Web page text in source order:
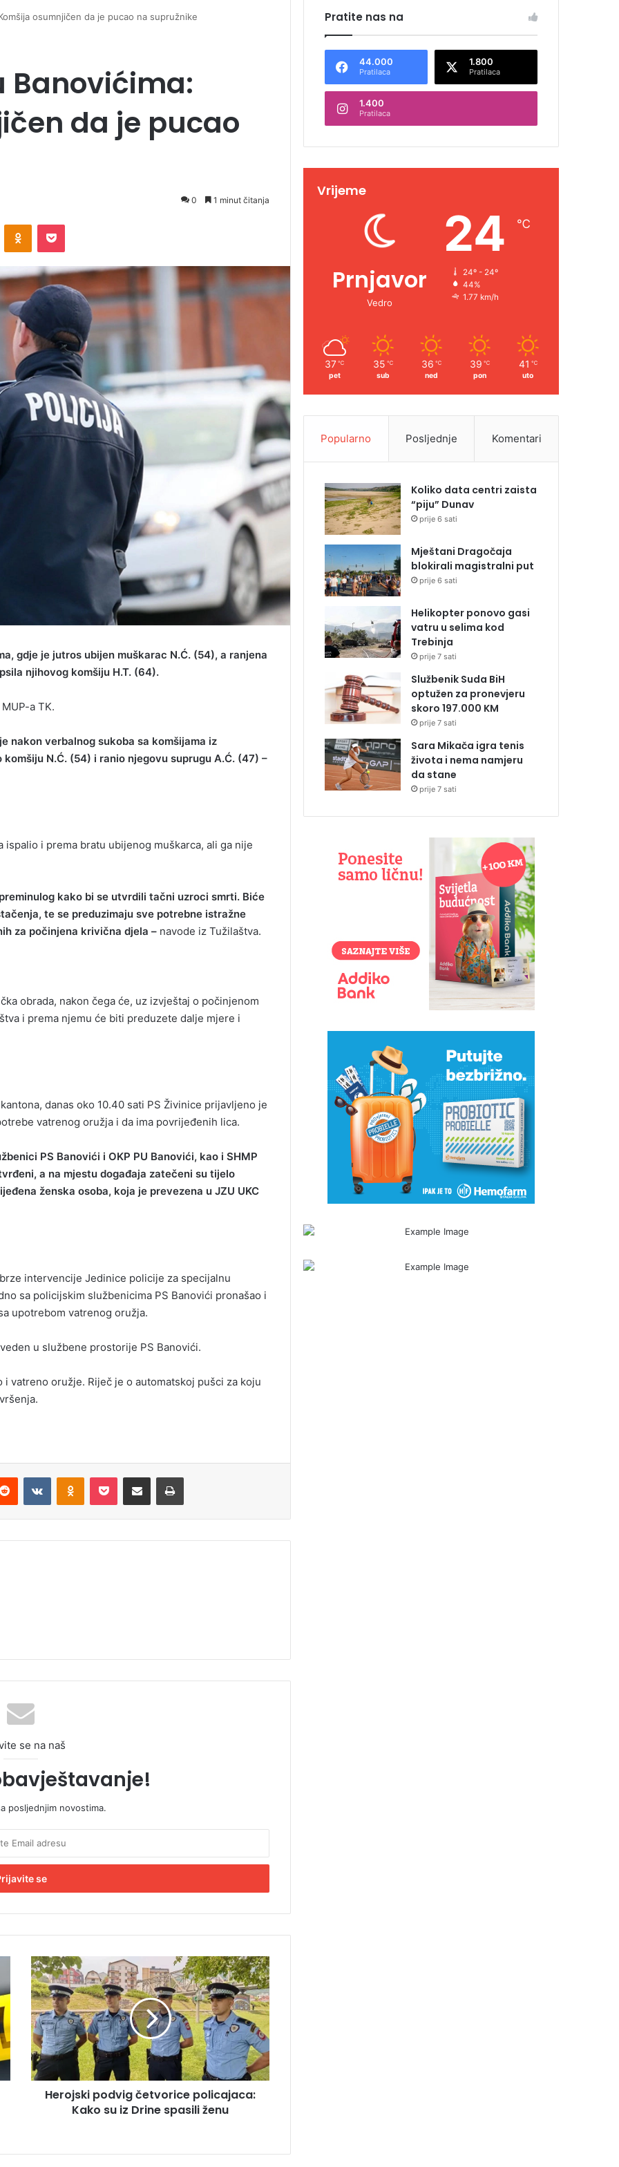
osumnjičen da je pucao na supružnike
Banovićima:
da je pucao
0 1 minut čitanja
gdje je jutros ubijen muškarac N.Ć. (54), a ranjena
njihovog komšiju H.T. (64).
a TK.
nakon verbalnog sukoba sa komšijama iz
N.Ć. (54) i ranio njegovu suprugu A.Ć. (47) –
i prema bratu ubijenog muškarca, ali ga nije
kako bi se utvrdili tačni uzroci smrti. Biće
te se preduzimaju sve potrebne istražne
za počinjena krivična djela – navode iz Tužilaštva.
obrada, nakon čega će, uz izvještaj o počinjenom
i prema njemu će biti preduzete dalje mjere i
danas oko 10.40 sati PS Živinice prijavljeno je
vatrenog oružja i da ima povrijeđenih lica.
PS Banovići i OKP PU Banovići, kao i SHMP
a na mjestu događaja zatečeni su tijelo
ženska osoba, koja je prevezena u JZU UKC
intervencije Jedinice policije za specijalnu
sa policijskim službenicima PS Banovići pronašao i
upotrebom vatrenog oružja.
u službene prostorije PS Banovići.
vatreno oružje. Riječ je o automatskoj pušci za koju
se na naš
posljednjim novostima.
H
e
r
o
j
s
k
i
p
g
Herojski podvig četvorice policajaca:
Kako su iz Drine spasili ženu
Pratite nas na
44.000
Pratilaca
1.800
Pratilaca
1.400
Pratilaca
Vrijeme
Prnjavor
Vedro
24 ℃
24º - 24º
44%
1.77 km/h
37 ℃
pet
35 ℃
sub
36 ℃
ned
39 ℃
pon
41 ℃
uto
Popularno Posljednje Komentari
Koliko data centri zaista
“piju” Dunav
prije 6 sati
Mještani Dragočaja
blokirali magistralni put
prije 6 sati
Helikopter ponovo gasi
vatru u selima kod
Trebinja
prije 7 sati
Službenik Suda BiH
optužen za pronevjeru
skoro 197.000 KM
prije 7 sati
Sara Mikača igra tenis
života i nema namjeru
da stane
prije 7 sati